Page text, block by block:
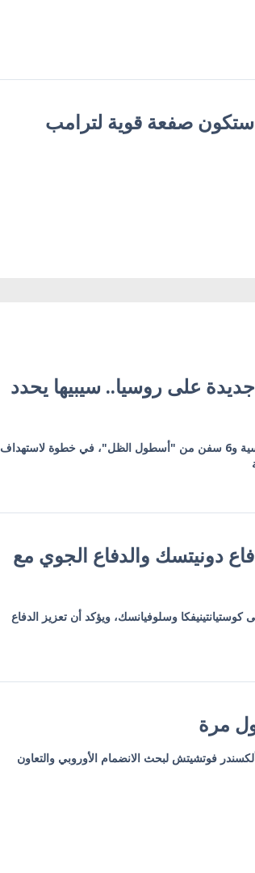
ستكون صفعة قوية لترامب
على روسيا.. سيبيها يحدد
العقوبات تشمل 19 كياناً بينها 6 بنوك روسية و6 سفن من "أسطول الظل"، في خطوة لاستهداف
دونيتسك والدفاع الجوي مع
وسلوفيانسك، ويؤكد أن تعزيز الدفاع
مرة
فوتشيتش لبحث الانضمام الأوروبي والتعاون